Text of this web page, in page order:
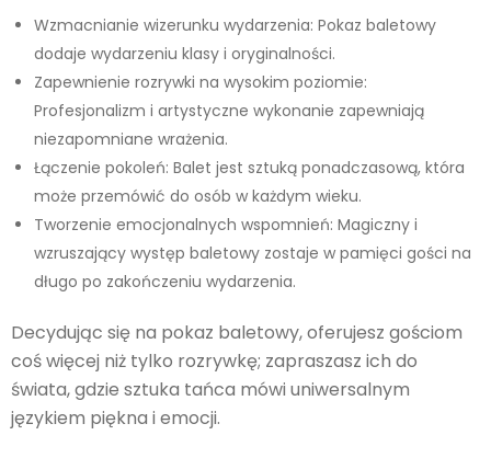
Wzmacnianie wizerunku wydarzenia: Pokaz baletowy
dodaje wydarzeniu klasy i oryginalności.
Zapewnienie rozrywki na wysokim poziomie:
Profesjonalizm i artystyczne wykonanie zapewniają
niezapomniane wrażenia.
Łączenie pokoleń: Balet jest sztuką ponadczasową, która
może przemówić do osób w każdym wieku.
Tworzenie emocjonalnych wspomnień: Magiczny i
wzruszający występ baletowy zostaje w pamięci gości na
długo po zakończeniu wydarzenia.
Decydując się na pokaz baletowy, oferujesz gościom
coś więcej niż tylko rozrywkę; zapraszasz ich do
świata, gdzie sztuka tańca mówi uniwersalnym
językiem piękna i emocji.